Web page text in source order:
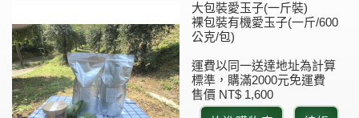
大包裝愛玉子(一斤裝)
裸包裝有機愛玉子(一斤/600
公克/包)
運費以同一送達地址為計算
標準，購滿2000元免運費
售價 NT$ 1,600